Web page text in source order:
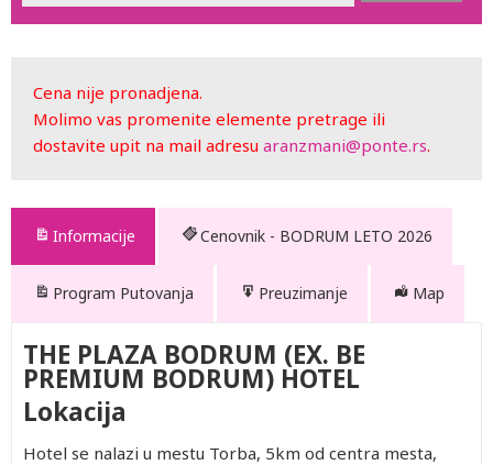
Cena nije pronadjena.
Molimo vas promenite elemente pretrage ili
dostavite upit na mail adresu aranzmani@ponte.rs.
Informacije Cenovnik - BODRUM LETO 2026
Program Putovanja Preuzimanje Map
THE PLAZA BODRUM (EX. BE
PREMIUM BODRUM) HOTEL
Lokacija
Hotel se nalazi u mestu Torba, 5km od centra mesta,